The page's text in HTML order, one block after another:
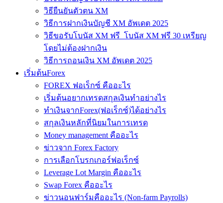
วิธียืนยันตัวตน XM
วิธีการฝากเงินบัญชี XM อัพเดต 2025
วิธีขอรับโบนัส XM ฟรี โบนัส XM ฟรี 30 เหรียญ
โดยไม่ต้องฝากเงิน
วิธีการถอนเงิน XM อัพเดต 2025
เริ่มต้นForex
FOREX ฟอเร็กซ์ คืออะไร
เริ่มต้นอยากเทรดสกุลเงินทำอย่างไร
ทำเงินจากForex(ฟอเร็กซ์)ได้อย่างไร
สกุลเงินหลักที่นิยมในการเทรด
Money management คืออะไร
ข่าวจาก Forex Factory
การเลือกโบรกเกอร์ฟอเร็กซ์
Leverage Lot Margin คืออะไร
Swap Forex คืออะไร
ข่าวนอนฟาร์มคืออะไร (Non-farm Payrolls)